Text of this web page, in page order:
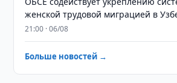
женской трудовой миграцией в
21:00 · 06/08
Больше новостей →